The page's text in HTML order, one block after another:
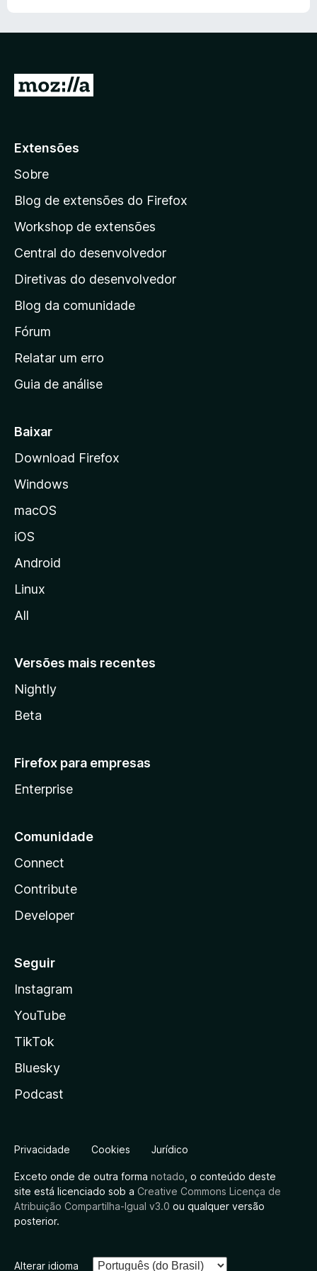
a
a
a
á
g
i
a
i
n
c
a
d
a
z
i
a
Extensões
Sobre
Blog de extensões do Firefox
Workshop de extensões
Central do desenvolvedor
Diretivas do desenvolvedor
Blog da comunidade
Fórum
Relatar um erro
Guia de análise
Baixar
Download Firefox
Windows
macOS
iOS
Android
Linux
All
Versões mais recentes
Nightly
Beta
Firefox para empresas
Enterprise
Comunidade
Connect
Contribute
Developer
Seguir
Instagram
YouTube
TikTok
Bluesky
Podcast
Privacidade Cookies Jurídico
Exceto onde de outra forma notado , o conteúdo deste
site está licenciado sob a Creative Commons Licença de
Atribuição Compartilha-Igual v3.0 ou qualquer versão
posterior.
Alterar idioma